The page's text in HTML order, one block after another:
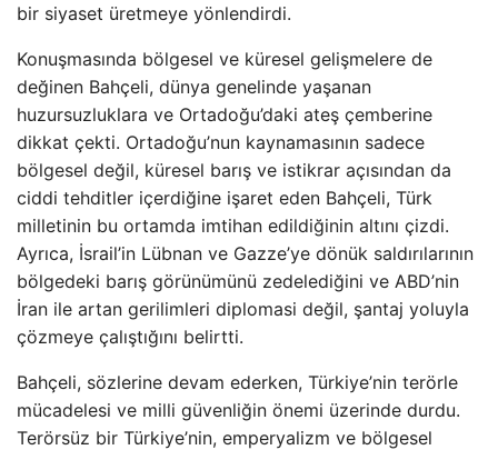
bir siyaset üretmeye yönlendirdi.
Konuşmasında bölgesel ve küresel gelişmelere de
değinen Bahçeli, dünya genelinde yaşanan
huzursuzluklara ve Ortadoğu’daki ateş çemberine
dikkat çekti. Ortadoğu’nun kaynamasının sadece
bölgesel değil, küresel barış ve istikrar açısından da
ciddi tehditler içerdiğine işaret eden Bahçeli, Türk
milletinin bu ortamda imtihan edildiğinin altını çizdi.
Ayrıca, İsrail’in Lübnan ve Gazze’ye dönük saldırılarının
bölgedeki barış görünümünü zedelediğini ve ABD’nin
İran ile artan gerilimleri diplomasi değil, şantaj yoluyla
çözmeye çalıştığını belirtti.
Bahçeli, sözlerine devam ederken, Türkiye’nin terörle
mücadelesi ve milli güvenliğin önemi üzerinde durdu.
Terörsüz bir Türkiye’nin, emperyalizm ve bölgesel